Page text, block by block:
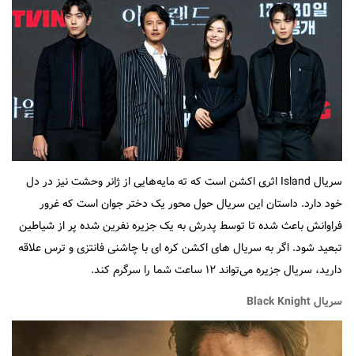
سریال Island اثری اکشن است که ته مایه‌هایی از ژانر وحشت نیز در دل
خود دارد. داستان این سریال حول محور یک دختر جوان است که غرور
فراوانش باعث شده تا توسط پدرش به یک جزیره نفرین شده پر از شیاطین
تبعید شود. اگر به سریال های اکشن کره ای با چاشنی فانتزی و ترس علاقه
دارید، سریال جزیره می‌تواند ۱۲ ساعت شما را سرگرم کند.
سریال Black Knight